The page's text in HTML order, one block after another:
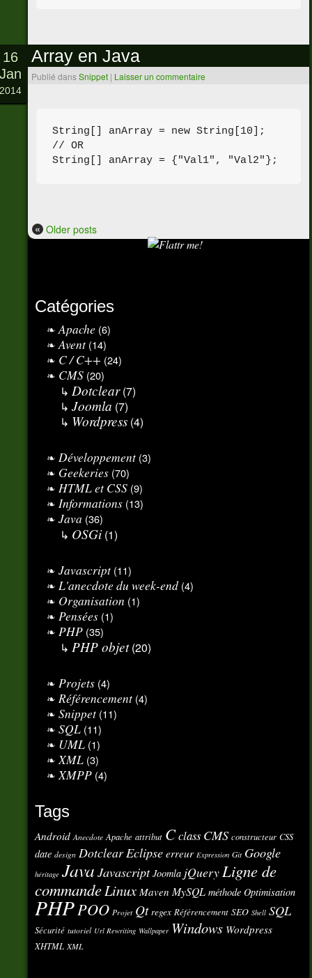
Array en Java
Publié dansSnippet | Laisser un commentaire
16
Jan
2014
String[] anArray = new String[10];
// OR
« Older posts
Catégories
Apache (6)
Avent (14)
C / C++ (24)
CMS (20)
Dotclear(7)
Joomla (7)
Wordpress (4)
Développement (3)
Geekeries (70)
HTML et CSS (9)
Informations (13)
Java (36)
OSGi(1)
Javascript (11)
L'anecdote du week-end (4)
Organisation (1)
Pensées (1)
PHP (35)
PHP objet(20)
Projets (4)
Référencement (4)
Snippet (11)
SQL (11)
UML (1)
XML (3)
XMPP (4)
Tags
Android Anecdote Apache attribut Cclass CMS constructeur CSS
date design Dotclear Eclipse erreur Expression Git Google
héritage Java Javascript Joomla jQuery Ligne de
commandeLinux Maven MySQL méthode Optimisation
PHPPOO Projet Qt regex Référencement SEO Shell SQL
Sécurité tutoriel Url Rewriting Wallpaper Windows Wordpress
XHTML XML